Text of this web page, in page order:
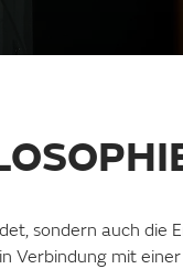
sondern auch die
Verbindung mit